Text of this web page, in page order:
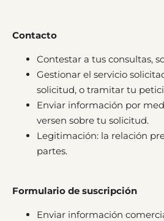
Contacto
Contestar a tus consultas,
Gestionar el servicio
solicitud, o tramitar tu
Enviar información por
versen sobre tu solicitud.
Legitimación: la relación
partes.
Formulario de suscripción
Enviar información